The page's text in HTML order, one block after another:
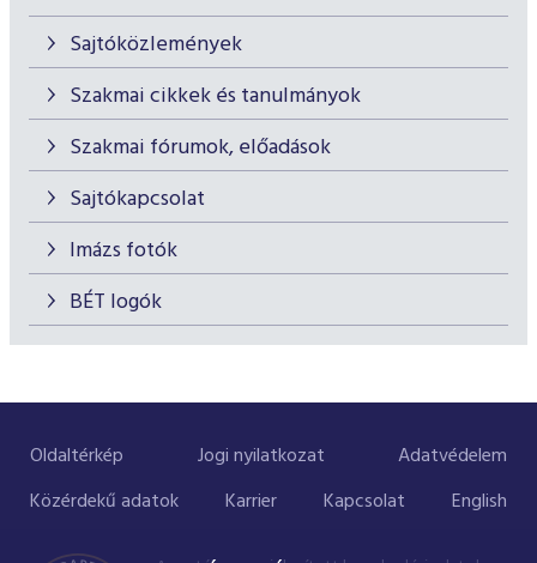
Sajtóközlemények
Szakmai cikkek és tanulmányok
Szakmai fórumok, előadások
Sajtókapcsolat
Imázs fotók
BÉT logók
Oldaltérkép Jogi nyilatkozat
Adatvédelem
Közérdekű adatok
Karrier Kapcsolat English